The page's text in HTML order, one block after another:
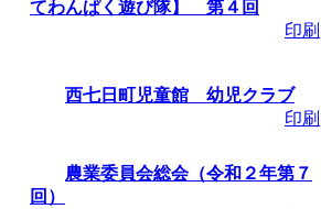
てわんぱく遊び隊】 第４回
印刷
西七日町児童館 幼児クラブ
印刷
農業委員会総会（令和２年第７
回）